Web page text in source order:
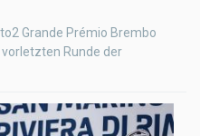
Grande Prémio Brembo
Runde der